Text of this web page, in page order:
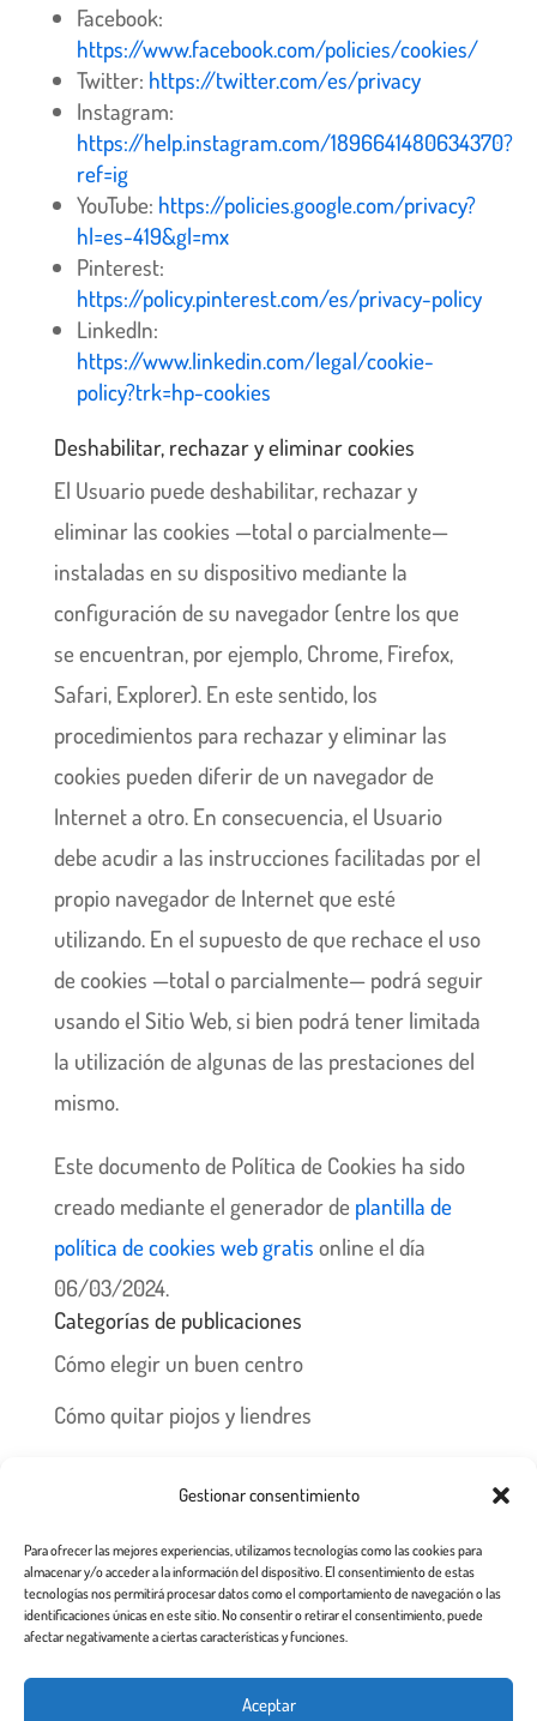
Gestionar consentimiento
Para ofrecer las mejores experiencias, utilizamos tecnologías como las cookies para
almacenar y/o acceder a la información del dispositivo. El consentimiento de estas
tecnologías nos permitirá procesar datos como el comportamiento de navegación o las
identificaciones únicas en este sitio. No consentir o retirar el consentimiento, puede
afectar negativamente a ciertas características y funciones.
Aceptar
Facebook:
https://www.facebook.com/policies/cookies/
Twitter: https://twitter.com/es/privacy
Instagram:
https://help.instagram.com/1896641480634370?
ref=ig
YouTube: https://policies.google.com/privacy?
hl=es-419&gl=mx
Pinterest:
https://policy.pinterest.com/es/privacy-policy
LinkedIn:
https://www.linkedin.com/legal/cookie-
policy?trk=hp-cookies
Deshabilitar, rechazar y eliminar cookies
El Usuario puede deshabilitar, rechazar y
eliminar las cookies —total o parcialmente—
instaladas en su dispositivo mediante la
configuración de su navegador (entre los que
se encuentran, por ejemplo, Chrome, Firefox,
Safari, Explorer). En este sentido, los
procedimientos para rechazar y eliminar las
cookies pueden diferir de un navegador de
Internet a otro. En consecuencia, el Usuario
debe acudir a las instrucciones facilitadas por el
propio navegador de Internet que esté
utilizando. En el supuesto de que rechace el uso
de cookies —total o parcialmente— podrá seguir
usando el Sitio Web, si bien podrá tener limitada
la utilización de algunas de las prestaciones del
mismo.
Este documento de Política de Cookies ha sido
creado mediante el generador de plantilla de
política de cookies web gratis online el día
06/03/2024.
Categorías de publicaciones
Cómo elegir un buen centro
Cómo quitar piojos y liendres
Prevención y recomendaciones
Centros